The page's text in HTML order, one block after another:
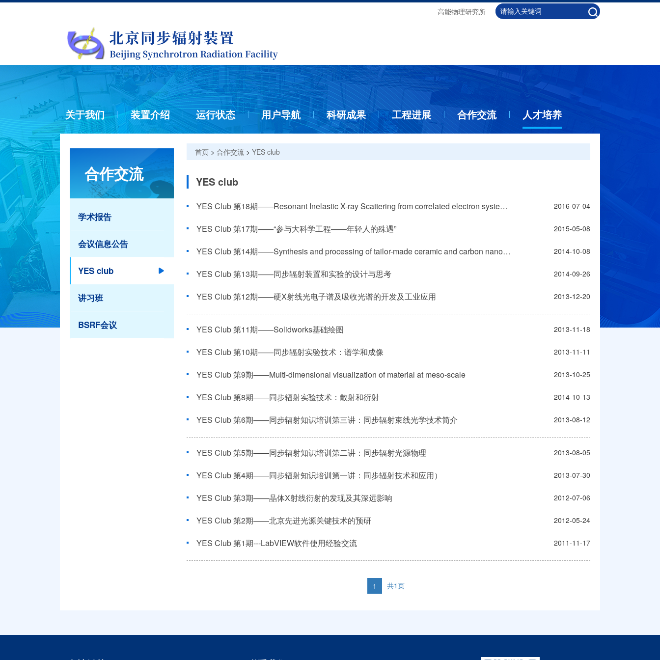
高能物理研究所
关于我们 装置介绍 运行状态 用户导航 科研成果 工程进展 合作交流 人才培养
合作交流
学术报告
会议信息公告
YES club
讲习班
BSRF会议
首页 > 合作交流 > YES club
YES club
YES Club 第18期——Resonant Inelastic X-ray Scattering from correlated electron systems and unconventional High-Tc Superconductors 2016-07-04
YES Club 第17期——“参与大科学工程——年轻人的殊遇” 2015-05-08
YES Club 第14期——Synthesis and processing of tailor-made ceramic and carbon nanostructures 2014-10-08
YES Club 第13期——同步辐射装置和实验的设计与思考 2014-09-26
YES Club 第12期——硬X射线光电子谱及吸收光谱的开发及工业应用 2013-12-20
YES Club 第11期——Solidworks基础绘图 2013-11-18
YES Club 第10期——同步辐射实验技术：谱学和成像 2013-11-11
YES Club 第9期——Multi-dimensional visualization of material at meso-scale 2013-10-25
YES Club 第8期——同步辐射实验技术：散射和衍射 2014-10-13
YES Club 第6期——同步辐射知识培训第三讲：同步辐射束线光学技术简介 2013-08-12
YES Club 第5期——同步辐射知识培训第二讲：同步辐射光源物理 2013-08-05
YES Club 第4期——同步辐射知识培训第一讲：同步辐射技术和应用） 2013-07-30
YES Club 第3期——晶体X射线衍射的发现及其深远影响 2012-07-06
YES Club 第2期——北京先进光源关键技术的预研 2012-05-24
YES Club 第1期---LabVIEW软件使用经验交流 2011-11-17
1 共1页